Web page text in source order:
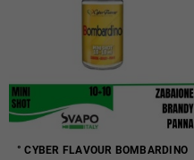
° CYBER FLAVOUR BOMBARDINO